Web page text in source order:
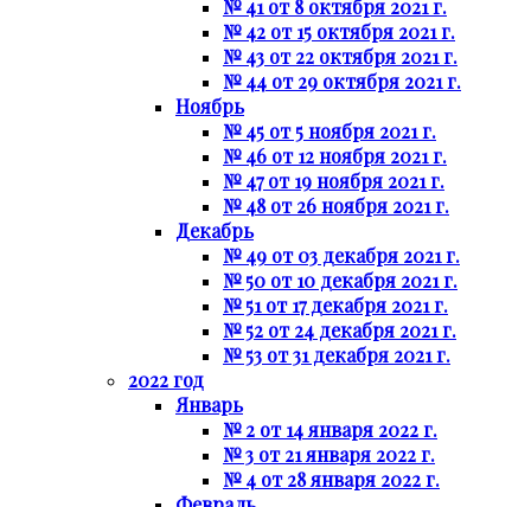
№ 41 от 8 октября 2021 г.
№ 42 от 15 октября 2021 г.
№ 43 от 22 октября 2021 г.
№ 44 от 29 октября 2021 г.
Ноябрь
№ 45 от 5 ноября 2021 г.
№ 46 от 12 ноября 2021 г.
№ 47 от 19 ноября 2021 г.
№ 48 от 26 ноября 2021 г.
Декабрь
№ 49 от 03 декабря 2021 г.
№ 50 от 10 декабря 2021 г.
№ 51 от 17 декабря 2021 г.
№ 52 от 24 декабря 2021 г.
№ 53 от 31 декабря 2021 г.
2022 год
Январь
№ 2 от 14 января 2022 г.
№ 3 от 21 января 2022 г.
№ 4 от 28 января 2022 г.